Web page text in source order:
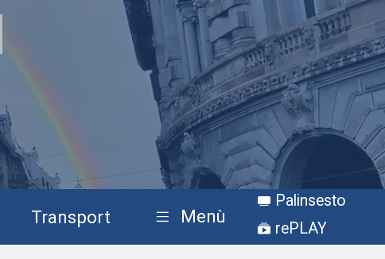
Transport Menù
Palinsesto
rePLAY